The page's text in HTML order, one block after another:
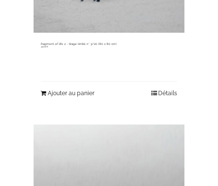
fragment of life 2 ~ tirage limité n° 3/20 (80 x 80 cm)
330,00€
Ajouter au panier Détails